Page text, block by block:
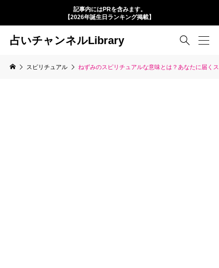
記事内にはPRを含みます。
【2026年誕生日ランキング掲載】
占いチャンネルLibrary 
スピリチュアル ねずみのスピリチュアルな意味とは？あなたに届く